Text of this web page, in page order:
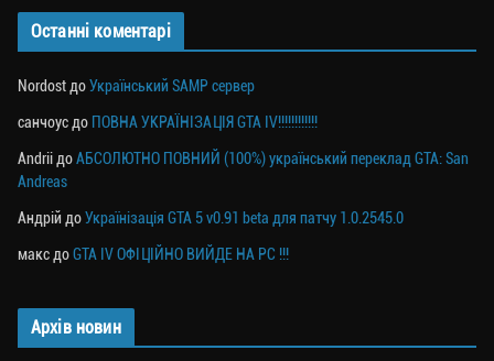
Останні коментарі
Nordost доУкраїнський SAMP сервер
санчоус до ПОВНА УКРАЇНІЗАЦІЯ GTA IV!!!!!!!!!!!!
Andrii доАБСОЛЮТНО ПОВНИЙ (100%) український переклад GTA: San
Andreas
Андрій доУкраїнізація GTA 5 v0.91 beta для патчу 1.0.2545.0
макс доGTA IV ОФІЦІЙНО ВИЙДЕ НА PC !!!
Архів новин